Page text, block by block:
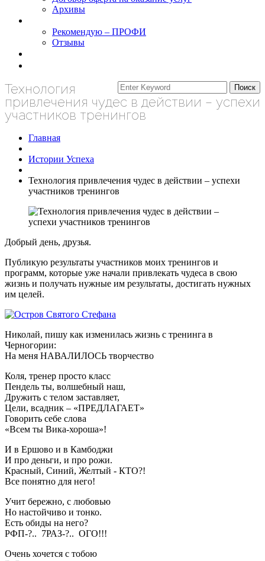
Архивы
Рекомендую – ПРОФИ
Отзывы
Технология
привлечения чудес в действии – успехи
участников тренингов
Главная
Истории Успеха
Технология привлечения чудес в действии – успехи
участников тренингов
Добрый день, друзья.
Публикую результаты участников моих тренингов и
программ, которые уже начали привлекать чудеса в свою
жизнь и получать нужные им результаты, достигать нужных
им целей.
Николай, пишу как изменилась жизнь с тренинга в
Черногории:
На меня НАВАЛИЛОСЬ творчество
Коля, тренер просто класс
Пендель ты, волшебный наш,
Дружить с телом заставляет,
Цели, всадник – «ПРЕДЛАГАЕТ»
Говорить себе слова
«Всем ты Вика-хороша»!
И в Ершово и в Камбоджи
И про деньги, и про рожи.
Красный, Синий, Желтый - КТО?!
Все понятно для него!
Учит бережно, с любовью
Но настойчиво и тонко.
Есть обиды на него?
РФП-?.. 7РАЗ-?.. ОГО!!!
Очень хочется с тобою